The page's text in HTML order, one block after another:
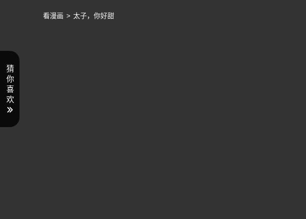
看漫画 > 太子，你好甜
猜
你
喜
欢